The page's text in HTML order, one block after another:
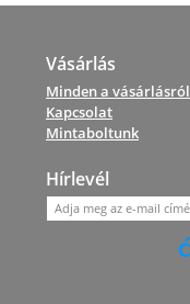
Vásárlás
Minden a vásárlásról
Kapcsolat
Mintaboltunk
Hírlevél